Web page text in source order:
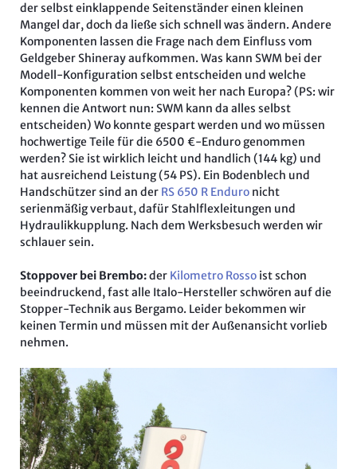
der selbst einklappende Seitenständer einen kleinen
Mangel dar, doch da ließe sich schnell was ändern. Andere
Komponenten lassen die Frage nach dem Einfluss vom
Geldgeber Shineray aufkommen. Was kann SWM bei der
Modell-Konfiguration selbst entscheiden und welche
Komponenten kommen von weit her nach Europa? (PS: wir
kennen die Antwort nun: SWM kann da alles selbst
entscheiden) Wo konnte gespart werden und wo müssen
hochwertige Teile für die 6500 €-Enduro genommen
werden? Sie ist wirklich leicht und handlich (144 kg) und
hat ausreichend Leistung (54 PS). Ein Bodenblech und
Handschützer sind an der RS 650 R Enduronicht
serienmäßig verbaut, dafür Stahlflexleitungen und
Hydraulikkupplung. Nach dem Werksbesuch werden wir
schlauer sein.
Stoppover bei Brembo:der Kilometro Rossoist schon
beeindruckend, fast alle Italo-Hersteller schwören auf die
Stopper-Technik aus Bergamo. Leider bekommen wir
keinen Termin und müssen mit der Außenansicht vorlieb
nehmen.